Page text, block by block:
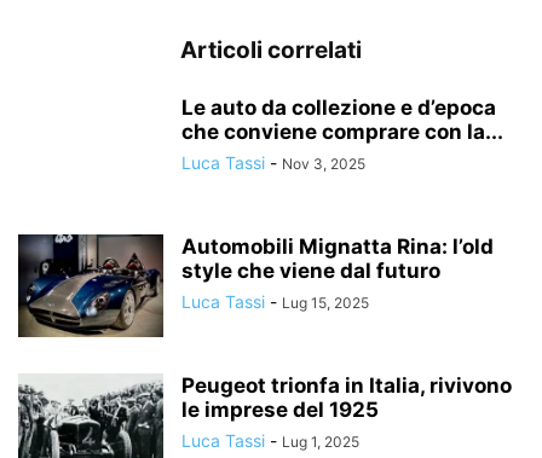
Articoli correlati
Le auto da collezione e d’epoca
che conviene comprare con la...
Luca Tassi - Nov 3, 2025
Automobili Mignatta Rina: l’old
style che viene dal futuro
Luca Tassi - Lug 15, 2025
Peugeot trionfa in Italia, rivivono
le imprese del 1925
Luca Tassi - Lug 1, 2025